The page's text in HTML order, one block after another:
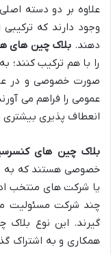
علاوه بر دو دسته
وجود دارند که
دهند. بلاک چین های
را با هم ترکیب کنند؛
صورت خصوصی و در
عمومی را فراهم می
انعطاف پذیری بیشتری
بلاک چین های
خصوصی هستند که به
یا شرکت های منتخب
چند شرکت مسئولیت
گیرند. این نوع
همکاری و به اشتراک